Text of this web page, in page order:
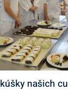
našich